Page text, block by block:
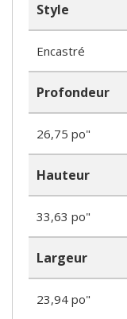
Style
Encastré
Profondeur
26,75 po"
Hauteur
33,63 po"
Largeur
23,94 po"